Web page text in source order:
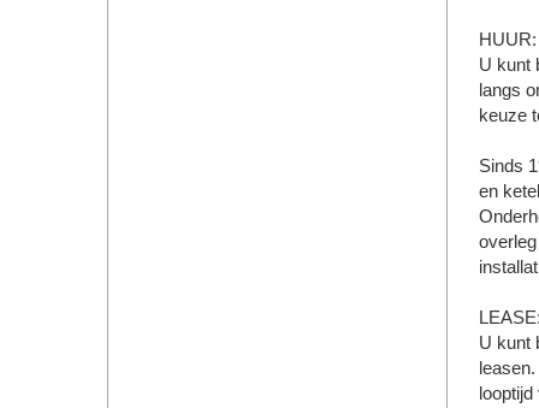
HUUR:
U kunt
langs
keuze
Sinds
en
U kunt